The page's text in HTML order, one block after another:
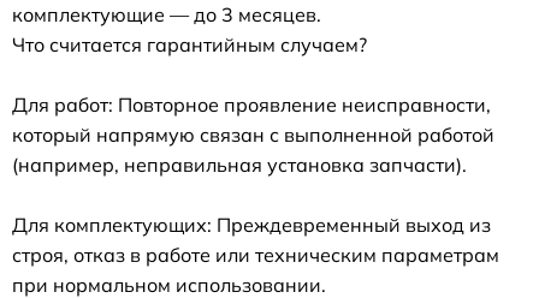
комплектующие — до 3 месяцев.
Что считается гарантийным случаем?
Для работ: Повторное проявление неисправности,
который напрямую связан с выполненной работой
(например, неправильная установка запчасти).
Для комплектующих: Преждевременный выход из
строя, отказ в работе или техническим параметрам
при нормальном использовании.